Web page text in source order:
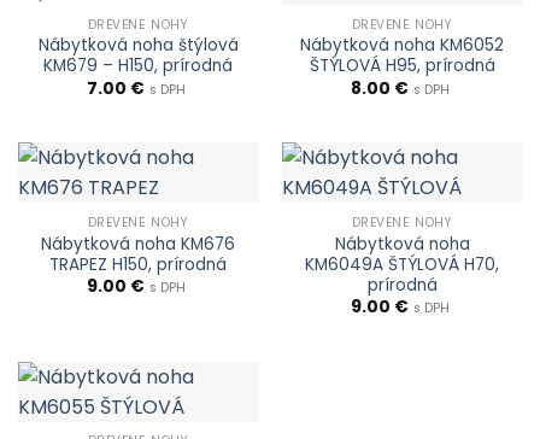
DREVENÉ NOHY
Nábytková noha štýlová
KM679 – H150, prírodná
7.00 € s DPH
DREVENÉ NOHY
Nábytková noha KM6052
ŠTÝLOVÁ H95, prírodná
8.00 € s DPH
DREVENÉ NOHY
Nábytková noha KM676
TRAPEZ H150, prírodná
9.00 € s DPH
DREVENÉ NOHY
Nábytková noha
KM6049A ŠTÝLOVÁ H70,
prírodná
9.00 € s DPH